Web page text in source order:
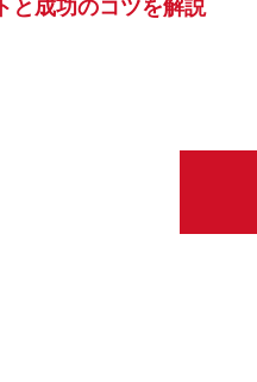
トと成功のコツを解説